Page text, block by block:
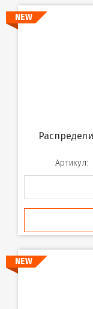
NEW
Распределительный бокс PDB/W 1006 WH
Артикул:
NEW